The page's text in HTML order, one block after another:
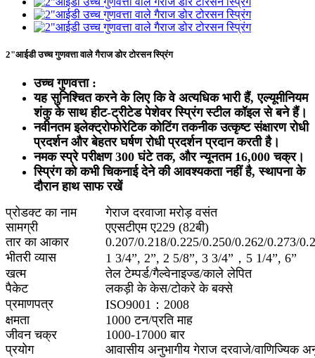
2"आईडी उच्च गुणवत्ता वाले गैराज डोर टोरसन स्प्रिंग
उच्च गुणवत्ता :
यह सुनिश्चित करने के लिए कि वे अत्यधिक भारी हैं, एल्यूमीनियम
शंकु के साथ हीट-ट्रीटेड पेशेवर स्प्रिंग स्टील कॉइल से बने हैं।
नवीनतम इलेक्ट्रोफोरेटिक कोटिंग तकनीक उत्कृष्ट संक्षारण रोधी
प्रदर्शन और बेहतर घर्षण रोधी प्रदर्शन प्रदान करती है।
नमक स्प्रे परीक्षण 300 घंटे तक, और न्यूनतम 16,000 चक्र।
स्प्रिंग को कभी चिकनाई देने की आवश्यकता नहीं है, स्थापना के
दौरान हाथ साफ रखें
प्रोडक्ट का नाम
गेराज दरवाजा मरोड़ वसंत
सामग्री
एएसटीएम ए229 (82बी)
तार का आकार
0.207/0.218/0.225/0.250/0.262/0.273/
भीतरी व्यास
1 3/4”, 2”, 2 5/8”, 3 3/4”，5 1/4”, 6”
खत्म
तेल टेम्पर्ड/गैल्वेनाइज्ड/काले लेपित
पैकेट
लकड़ी के केस/टोकरे के बक्से
प्रमाणपत्र
ISO9001：2008
क्षमता
1000 टन/प्रति माह
जीवन चक्र
1000-17000 बार
प्रयोग
आवासीय अनुभागीय गेराज दरवाजे/वाणिज्यिक